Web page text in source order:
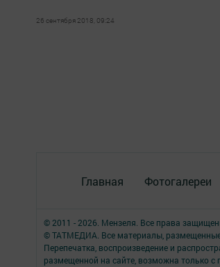
26 сентября 2018, 09:24
Главная Фотогалереи
© 2011 - 2026. Мензеля. Все права
© ТАТМЕДИА. Все материалы,
Перепечатка, воспроизведение и
размещенной на сайте, возможна только с